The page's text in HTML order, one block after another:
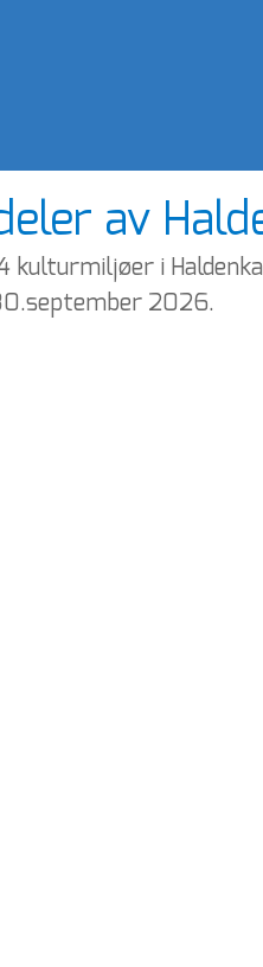
av
kulturmiljøer i
2026.